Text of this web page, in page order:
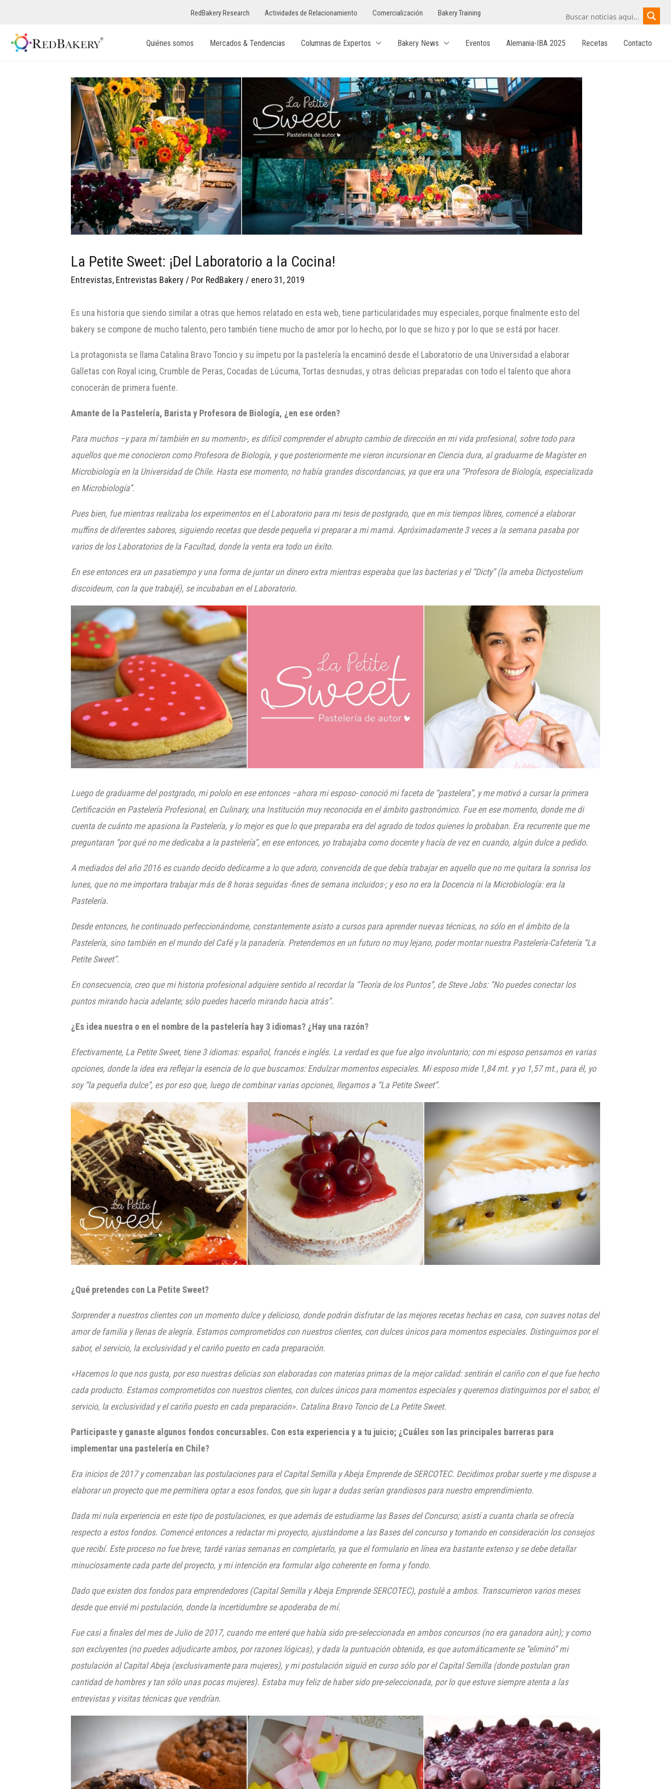
RedBakery Research Actividades de Relacionamiento Comercialización Bakery Training
Quiénes somos Mercados & Tendencias Columnas de Expertos Bakery News Eventos Alemania-IBA 2025 Recetas Contacto
La Petite Sweet: ¡Del Laboratorio a la Cocina!
Entrevistas, Entrevistas Bakery / Por RedBakery / enero 31, 2019
Es una historia que siendo similar a otras que hemos relatado en esta web, tiene particularidades muy especiales, porque finalmente esto del
bakery se compone de mucho talento, pero también tiene mucho de amor por lo hecho, por lo que se hizo y por lo que se está por hacer.
La protagonista se llama Catalina Bravo Toncio y su ímpetu por la pastelería la encaminó desde el Laboratorio de una Universidad a elaborar
Galletas con Royal icing, Crumble de Peras, Cocadas de Lúcuma, Tortas desnudas, y otras delicias preparadas con todo el talento que ahora
conocerán de primera fuente.
Amante de la Pastelería, Barista y Profesora de Biología, ¿en ese orden?
Para muchos –y para mí también en su momento-, es difícil comprender el abrupto cambio de dirección en mi vida profesional, sobre todo para
aquellos que me conocieron como Profesora de Biología, y que posteriormente me vieron incursionar en Ciencia dura, al graduarme de Magíster en
Microbiología en la Universidad de Chile. Hasta ese momento, no había grandes discordancias, ya que era una “Profesora de Biología, especializada
en Microbiología”.
Pues bien, fue mientras realizaba los experimentos en el Laboratorio para mi tesis de postgrado, que en mis tiempos libres, comencé a elaborar
muffins de diferentes sabores, siguiendo recetas que desde pequeña vi preparar a mi mamá. Apróximadamente 3 veces a la semana pasaba por
varios de los Laboratorios de la Facultad, donde la venta era todo un éxito.
En ese entonces era un pasatiempo y una forma de juntar un dinero extra mientras esperaba que las bacterias y el “Dicty” (la ameba Dictyostelium
discoideum, con la que trabajé), se incubaban en el Laboratorio.
Luego de graduarme del postgrado, mi pololo en ese entonces –ahora mi esposo- conoció mi faceta de “pastelera”, y me motivó a cursar la primera
Certificación en Pastelería Profesional, en Culinary, una Institución muy reconocida en el ámbito gastronómico. Fue en ese momento, donde me di
cuenta de cuánto me apasiona la Pastelería, y lo mejor es que lo que preparaba era del agrado de todos quienes lo probaban. Era recurrente que me
preguntaran “por qué no me dedicaba a la pastelería”, en ese entonces, yo trabajaba como docente y hacía de vez en cuando, algún dulce a pedido.
A mediados del año 2016 es cuando decido dedicarme a lo que adoro, convencida de que debía trabajar en aquello que no me quitara la sonrisa los
lunes, que no me importara trabajar más de 8 horas seguidas -fines de semana incluidos-; y eso no era la Docencia ni la Microbiología: era la
Pastelería.
Desde entonces, he continuado perfeccionándome, constantemente asisto a cursos para aprender nuevas técnicas, no sólo en el ámbito de la
Pastelería, sino también en el mundo del Café y la panadería. Pretendemos en un futuro no muy lejano, poder montar nuestra Pastelería-Cafetería “La
Petite Sweet”.
En consecuencia, creo que mi historia profesional adquiere sentido al recordar la “Teoría de los Puntos”, de Steve Jobs: “No puedes conectar los
puntos mirando hacia adelante; sólo puedes hacerlo mirando hacia atrás”.
¿Es idea nuestra o en el nombre de la pastelería hay 3 idiomas? ¿Hay una razón?
Efectivamente, La Petite Sweet, tiene 3 idiomas: español, francés e inglés. La verdad es que fue algo involuntario; con mi esposo pensamos en varias
opciones, donde la idea era reflejar la esencia de lo que buscamos: Endulzar momentos especiales. Mi esposo mide 1,84 mt. y yo 1,57 mt., para él, yo
soy “la pequeña dulce”, es por eso que, luego de combinar varias opciones, llegamos a “La Petite Sweet”.
¿Qué pretendes con La Petite Sweet?
Sorprender a nuestros clientes con un momento dulce y delicioso, donde podrán disfrutar de las mejores recetas hechas en casa, con suaves notas del
amor de familia y llenas de alegría. Estamos comprometidos con nuestros clientes, con dulces únicos para momentos especiales. Distinguirnos por el
sabor, el servicio, la exclusividad y el cariño puesto en cada preparación.
«Hacemos lo que nos gusta, por eso nuestras delicias son elaboradas con materias primas de la mejor calidad: sentirán el cariño con el que fue hecho
cada producto. Estamos comprometidos con nuestros clientes, con dulces únicos para momentos especiales y queremos distinguirnos por el sabor, el
servicio, la exclusividad y el cariño puesto en cada preparación». Catalina Bravo Toncio de La Petite Sweet.
Participaste y ganaste algunos fondos concursables. Con esta experiencia y a tu juicio; ¿Cuáles son las principales barreras para
implementar una pastelería en Chile?
Era inicios de 2017 y comenzaban las postulaciones para el Capital Semilla y Abeja Emprende de SERCOTEC. Decidimos probar suerte y me dispuse a
elaborar un proyecto que me permitiera optar a esos fondos, que sin lugar a dudas serían grandiosos para nuestro emprendimiento.
Dada mi nula experiencia en este tipo de postulaciones, es que además de estudiarme las Bases del Concurso; asistí a cuanta charla se ofrecía
respecto a estos fondos. Comencé entonces a redactar mi proyecto, ajustándome a las Bases del concurso y tomando en consideración los consejos
que recibí. Este proceso no fue breve, tardé varias semanas en completarlo, ya que el formulario en línea era bastante extenso y se debe detallar
minuciosamente cada parte del proyecto, y mi intención era formular algo coherente en forma y fondo.
Dado que existen dos fondos para emprendedores (Capital Semilla y Abeja Emprende SERCOTEC), postulé a ambos. Transcurrieron varios meses
desde que envié mi postulación, donde la incertidumbre se apoderaba de mí.
Fue casi a finales del mes de Julio de 2017, cuando me enteré que había sido pre-seleccionada en ambos concursos (no era ganadora aún); y como
son excluyentes (no puedes adjudicarte ambos, por razones lógicas), y dada la puntuación obtenida, es que automáticamente se “eliminó” mi
postulación al Capital Abeja (exclusivamente para mujeres), y mi postulación siguió en curso sólo por el Capital Semilla (donde postulan gran
cantidad de hombres y tan sólo unas pocas mujeres). Estaba muy feliz de haber sido pre-seleccionada, por lo que estuve siempre atenta a las
entrevistas y visitas técnicas que vendrían.